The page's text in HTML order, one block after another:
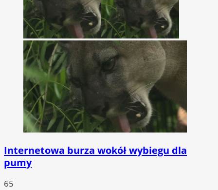
Internetowa burza wokół wybiegu dla
pumy
65